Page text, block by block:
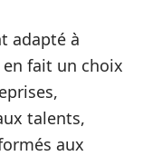
adapté à
en fait un choix
talents,
aux